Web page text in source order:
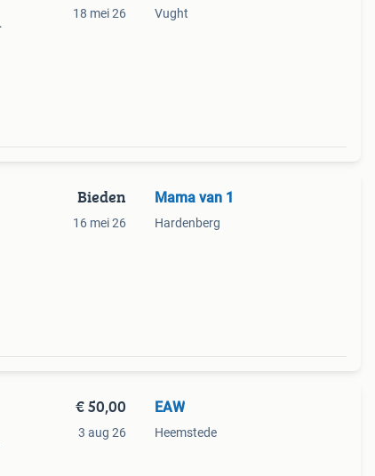
18 mei 26 Vught
Bieden
16 mei 26
Mama van 1
Hardenberg
€ 50,00
3 aug 26
EAW
Heemstede